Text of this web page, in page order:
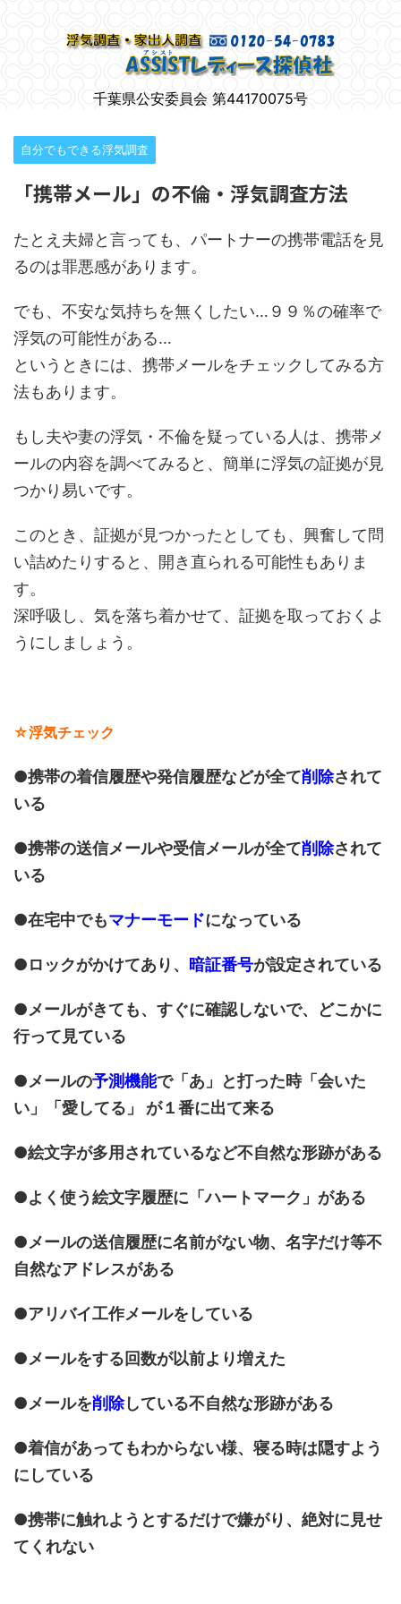
千葉県公安委員会 第44170075号
自分でもできる浮気調査
「携帯メール」の不倫・浮気調査方法
たとえ夫婦と言っても、パートナーの携帯電話を見
るのは罪悪感があります。
でも、不安な気持ちを無くしたい…９９％の確率で
浮気の可能性がある…
というときには、携帯メールをチェックしてみる方
法もあります。
もし夫や妻の浮気・不倫を疑っている人は、携帯メ
ールの内容を調べてみると、簡単に浮気の証拠が見
つかり易いです。
このとき、証拠が見つかったとしても、興奮して問
い詰めたりすると、開き直られる可能性もありま
す。
深呼吸し、気を落ち着かせて、証拠を取っておくよ
うにしましょう。
☆浮気チェック
●携帯の着信履歴や発信履歴などが全て削除されて
いる
●携帯の送信メールや受信メールが全て削除されて
いる
●在宅中でもマナーモードになっている
●ロックがかけてあり、 暗証番号が設定されている
●メールがきても、すぐに確認しないで、どこかに
行って見ている
●メールの予測機能で「あ」と打った時「会いた
い」「愛してる」 が１番に出て来る
●絵文字が多用されているなど不自然な形跡がある
●よく使う絵文字履歴に「ハートマーク」がある
●メールの送信履歴に名前がない物、名字だけ等不
自然なアドレスがある
●アリバイ工作メールをしている
●メールをする回数が以前より増えた
●メールを削除している不自然な形跡がある
●着信があってもわからない様、寝る時は隠すよう
にしている
●携帯に触れようとするだけで嫌がり、絶対に見せ
てくれない